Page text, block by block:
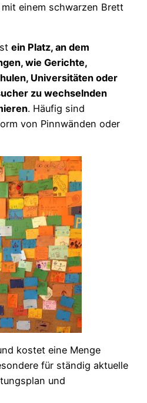
einem schwarzen Brett
ein Platz, an dem
wie Gerichte,
Universitäten oder
zu wechselnden
. Häufig sind
von Pinnwänden oder
kostet eine Menge
für ständig aktuelle
und